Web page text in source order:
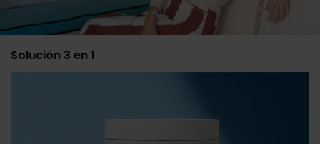
Solución 3 en 1